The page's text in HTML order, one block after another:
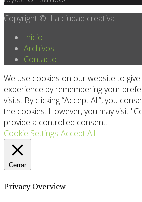
Copyright © La ciudad creativa
Inicio
Archivos
Contacto
We use cookies on our website to
experience by remembering your
visits. By clicking “Accept All”, you
the cookies. However, you may visit
provide a controlled consent.
Cookie Settings Accept All
Cerrar
Privacy Overview